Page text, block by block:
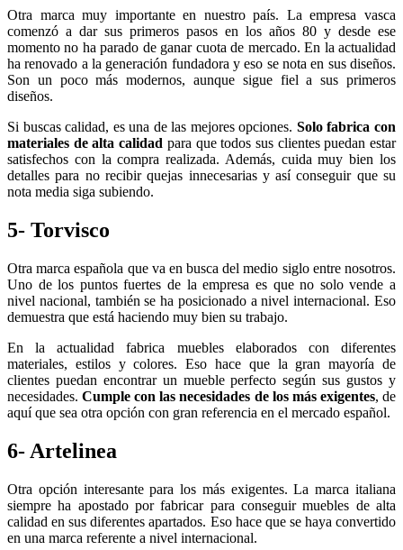
Otra marca muy importante en nuestro país. La empresa vasca
comenzó a dar sus primeros pasos en los años 80 y desde ese
momento no ha parado de ganar cuota de mercado. En la actualidad
ha renovado a la generación fundadora y eso se nota en sus diseños.
Son un poco más modernos, aunque sigue fiel a sus primeros
diseños.
Si buscas calidad, es una de las mejores opciones. Solo fabrica con
materiales de alta calidad para que todos sus clientes puedan estar
satisfechos con la compra realizada. Además, cuida muy bien los
detalles para no recibir quejas innecesarias y así conseguir que su
nota media siga subiendo.
5- Torvisco
Otra marca española que va en busca del medio siglo entre nosotros.
Uno de los puntos fuertes de la empresa es que no solo vende a
nivel nacional, también se ha posicionado a nivel internacional. Eso
demuestra que está haciendo muy bien su trabajo.
En la actualidad fabrica muebles elaborados con diferentes
materiales, estilos y colores. Eso hace que la gran mayoría de
clientes puedan encontrar un mueble perfecto según sus gustos y
necesidades.Cumple con las necesidades de los más exigentes, de
aquí que sea otra opción con gran referencia en el mercado español.
6- Artelinea
Otra opción interesante para los más exigentes. La marca italiana
siempre ha apostado por fabricar para conseguir muebles de alta
calidad en sus diferentes apartados. Eso hace que se haya convertido
en una marca referente a nivel internacional.